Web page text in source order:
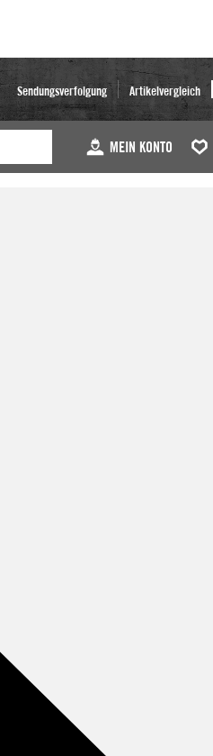
Sendungsverfolgung Artikelvergleich
MEIN KONTO